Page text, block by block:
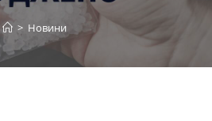
> Новини